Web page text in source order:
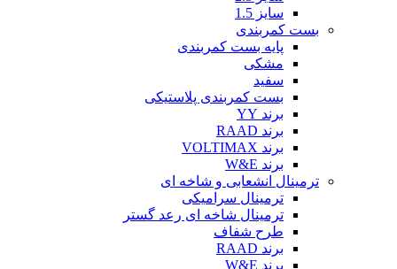
سایز 1.5
بست کمربندی
پایه بست کمربندی
مشکی
سفید
بست کمربندی پلاستیکی
برند YY
برند RAAD
برند VOLTIMAX
برند W&E
ترمینال انشعابی و شاخه ای
ترمینال سرامیکی
ترمینال شاخه ای رعد گستر
طرح شفاف
برند RAAD
برند W&E